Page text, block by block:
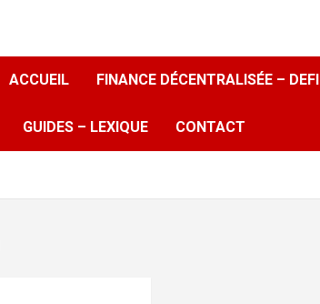
ACCUEIL FINANCE DÉCENTRALISÉE – DEFI
GUIDES – LEXIQUE CONTACT